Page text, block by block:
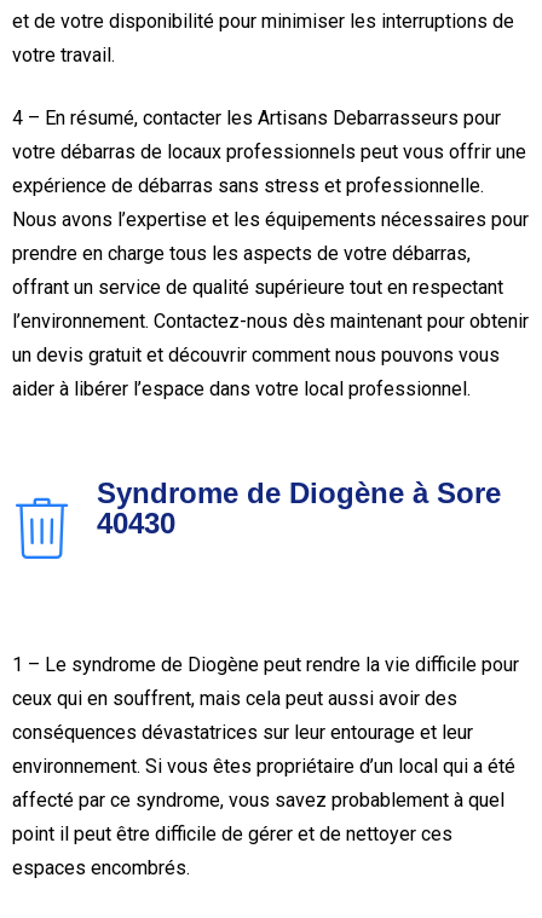
et de votre disponibilité pour minimiser les interruptions de
votre travail.
4 – En résumé, contacter les Artisans Debarrasseurs pour
votre débarras de locaux professionnels peut vous offrir une
expérience de débarras sans stress et professionnelle.
Nous avons l’expertise et les équipements nécessaires pour
prendre en charge tous les aspects de votre débarras,
offrant un service de qualité supérieure tout en respectant
l’environnement. Contactez-nous dès maintenant pour obtenir
un devis gratuit et découvrir comment nous pouvons vous
aider à libérer l’espace dans votre local professionnel.
Syndrome de Diogène à Sore
40430
1 – Le syndrome de Diogène peut rendre la vie difficile pour
ceux qui en souffrent, mais cela peut aussi avoir des
conséquences dévastatrices sur leur entourage et leur
environnement. Si vous êtes propriétaire d’un local qui a été
affecté par ce syndrome, vous savez probablement à quel
point il peut être difficile de gérer et de nettoyer ces
espaces encombrés.